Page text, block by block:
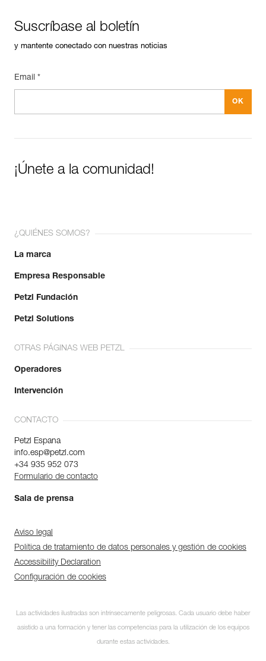
Suscríbase al boletín
y mantente conectado con nuestras noticias
Email *
¡Únete a la comunidad!
¿QUIÉNES SOMOS?
La marca
Empresa Responsable
Petzl Fundación
Petzl Solutions
OTRAS PÁGINAS WEB PETZL
Operadores
Intervención
CONTACTO
Petzl Espana
info.esp@petzl.com
+34 935 952 073
Formulario de contacto
Sala de prensa
Aviso legal
Política de tratamiento de datos personales y gestión de cookies
Accessibility Declaration
Configuración de cookies
Las actividades ilustradas son intrínsecamente peligrosas. Cada usuario debe haber
asistido a una formación y tener las competencias para la utilización de los equipos
durante estas actividades.